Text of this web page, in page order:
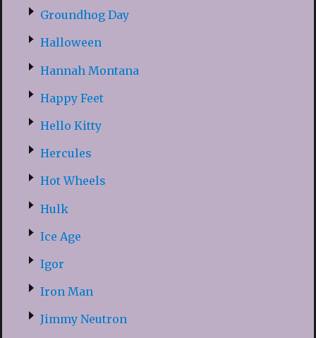
Groundhog Day
Halloween
Hannah Montana
Happy Feet
Hello Kitty
Hercules
Hot Wheels
Hulk
Ice Age
Igor
Iron Man
Jimmy Neutron